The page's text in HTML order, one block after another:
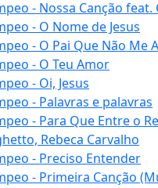
- Nossa Canção feat.
- O Nome de Jesus
- O Pai Que Não Me
- O Teu Amor
- Oi, Jesus
- Palavras e palavras
- Para Que Entre o
Rebeca Carvalho
- Preciso Entender
- Primeira Canção